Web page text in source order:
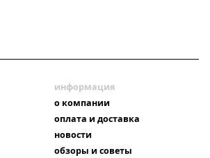
информация
о компании
оплата и доставка
новости
обзоры и советы